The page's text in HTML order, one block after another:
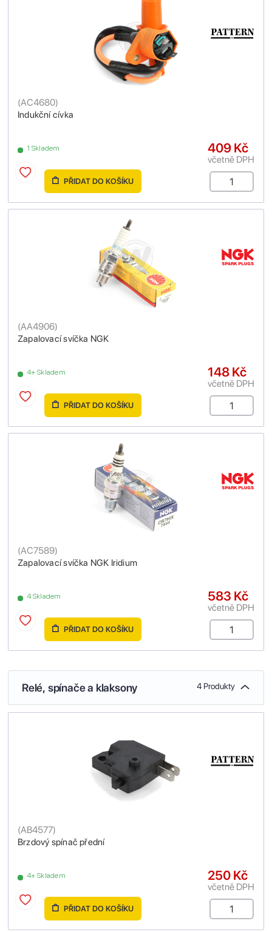
Indukční cívka
(AC4680)
1 Skladem 409 Kč
včetně DPH
PŘIDAT DO KOŠÍKU
Zapalovací svíčka NGK
(AA4906)
4+ Skladem 148 Kč
včetně DPH
PŘIDAT DO KOŠÍKU
Zapalovací svíčka NGK Iridium
(AC7589)
4 Skladem 583 Kč
včetně DPH
PŘIDAT DO KOŠÍKU
Relé, spínače a klaksony 4 Produkty
Brzdový spínač přední
(AB4577)
4+ Skladem 250 Kč
včetně DPH
PŘIDAT DO KOŠÍKU